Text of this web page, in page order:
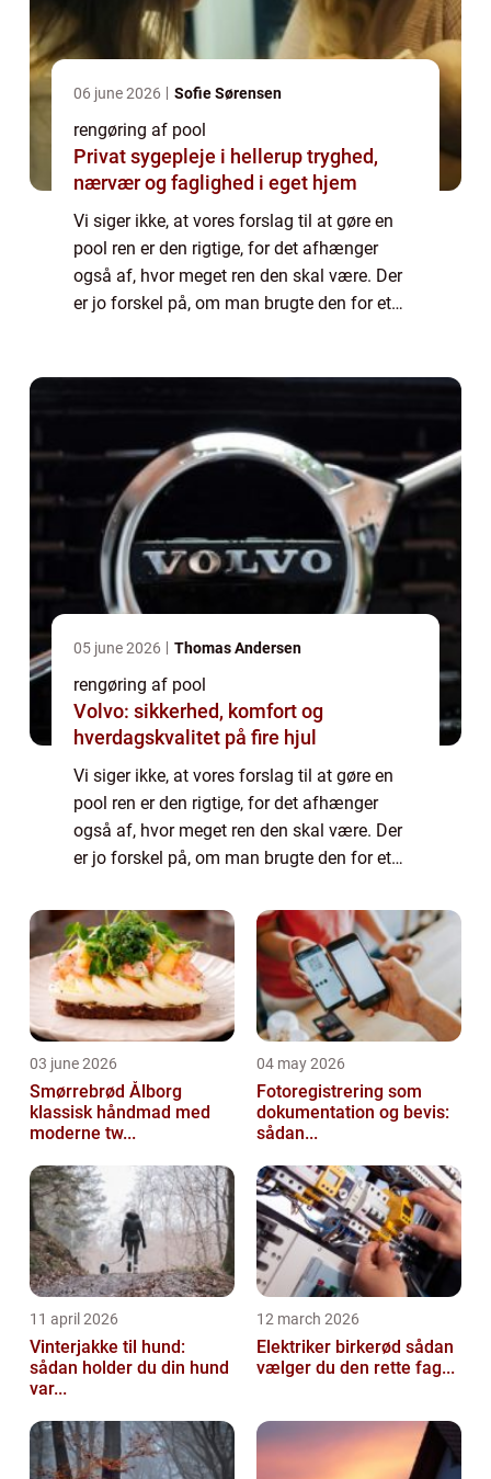
06 june 2026 Sofie Sørensen
rengøring af pool
Privat sygepleje i hellerup tryghed,
nærvær og faglighed i eget hjem
Vi siger ikke, at vores forslag til at gøre en
pool ren er den rigtige, for det afhænger
også af, hvor meget ren den skal være. Der
er jo forskel på, om man brugte den for et
05 june 2026 Thomas Andersen
rengøring af pool
Volvo: sikkerhed, komfort og
hverdagskvalitet på fire hjul
Vi siger ikke, at vores forslag til at gøre en
pool ren er den rigtige, for det afhænger
også af, hvor meget ren den skal være. Der
er jo forskel på, om man brugte den for et
den overfladisk ren, eller man ...
03 june 2026
Smørrebrød Ålborg
klassisk håndmad med
moderne tw...
04 may 2026
Fotoregistrering som
dokumentation og bevis:
sådan...
11 april 2026
Vinterjakke til hund:
sådan holder du din hund
var...
12 march 2026
Elektriker birkerød sådan
vælger du den rette fag...